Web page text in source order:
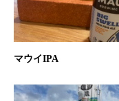
マウイIPA